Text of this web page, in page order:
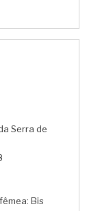
Serra de
Bis